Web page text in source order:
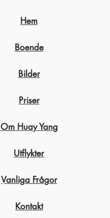
Hem
Boende
Bilder
Priser
Om Huay Yang
Utflykter
Vanliga Frågor
Kontakt